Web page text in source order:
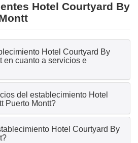
Hotel Courtyard By
Hotel Courtyard By
en cuanto a servicios e
del establecimiento Hotel
Puerto Montt?
Hotel Courtyard By